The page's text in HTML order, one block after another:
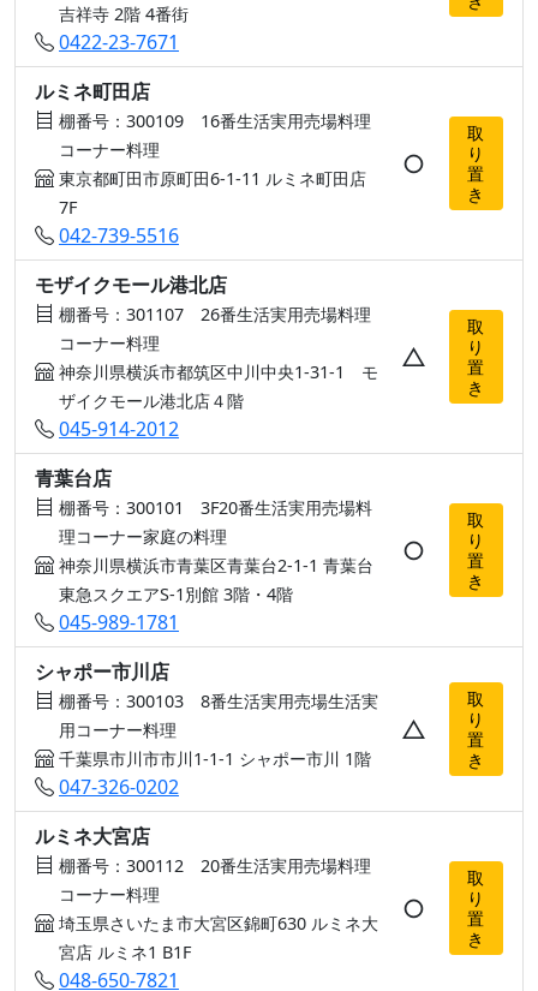
吉祥寺 2階 4番街
0422-23-7671
ルミネ町田店
棚番号：300109 16番生活実用売場料理
コーナー料理
東京都町田市原町田6-1-11 ルミネ町田店
7F
042-739-5516
○
取
り
置
き
モザイクモール港北店
棚番号：301107 26番生活実用売場料理
コーナー料理
神奈川県横浜市都筑区中川中央1-31-1 モ
ザイクモール港北店４階
045-914-2012
△
取
り
置
き
青葉台店
棚番号：300101 3F20番生活実用売場料
理コーナー家庭の料理
神奈川県横浜市青葉区青葉台2-1-1 青葉台
東急スクエアS-1別館 3階・4階
045-989-1781
○
取
り
置
き
シャポー市川店
棚番号：300103 8番生活実用売場生活実
用コーナー料理
千葉県市川市市川1-1-1 シャポー市川 1階
047-326-0202
△
取
り
置
き
ルミネ大宮店
棚番号：300112 20番生活実用売場料理
コーナー料理
埼玉県さいたま市大宮区錦町630 ルミネ大
宮店 ルミネ1 B1F
048-650-7821
○
取
り
置
き